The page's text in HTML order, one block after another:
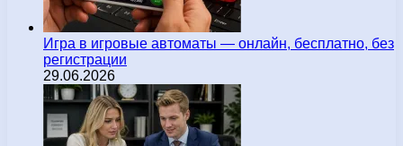
Игра в игровые автоматы — онлайн, бесплатно, без
регистрации
29.06.2026